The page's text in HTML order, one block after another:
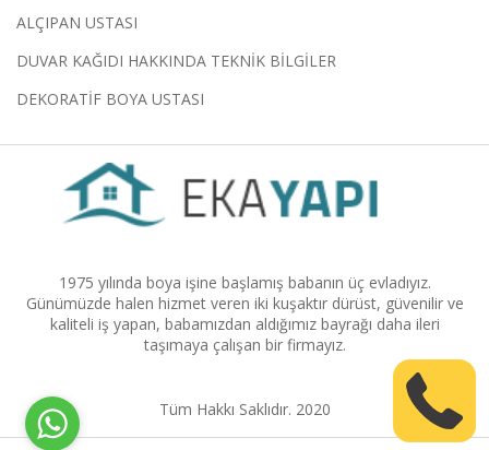
ALÇIPAN USTASI
DUVAR KAĞIDI HAKKINDA TEKNİK BİLGİLER
DEKORATİF BOYA USTASI
1975 yılında boya işine başlamış babanın üç evladıyız.
Günümüzde halen hizmet veren iki kuşaktır dürüst, güvenilir ve
kaliteli iş yapan, babamızdan aldığımız bayrağı daha ileri
taşımaya çalışan bir firmayız.
Tüm Hakkı Saklıdır. 2020